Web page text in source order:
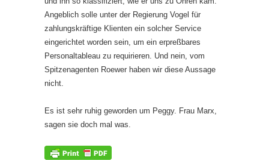
Angeblich solle unter der Regierung Vogel für
zahlungskräftige Klienten ein solcher Service
eingerichtet worden sein, um ein erpreßbares
Personaltableau zu requirieren. Und nein, vom
Spitzenagenten Roewer haben wir diese Aussage
nicht.
Es ist sehr ruhig geworden um Peggy. Frau Marx,
sagen sie doch mal was.